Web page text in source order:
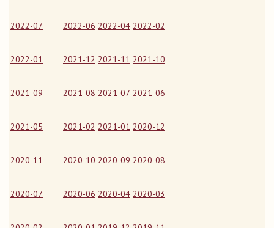
2022-07 2022-06 2022-04 2022-02
2022-01 2021-12 2021-11 2021-10
2021-09 2021-08 2021-07 2021-06
2021-05 2021-02 2021-01 2020-12
2020-11 2020-10 2020-09 2020-08
2020-07 2020-06 2020-04 2020-03